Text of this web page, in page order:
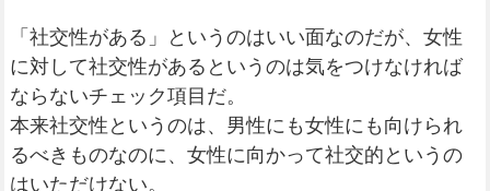
「社交性がある」というのはいい面なのだが、女性
に対して社交性があるというのは気をつけなければ
ならないチェック項目だ。
本来社交性というのは、男性にも女性にも向けられ
るべきものなのに、女性に向かって社交的というの
はいただけない。